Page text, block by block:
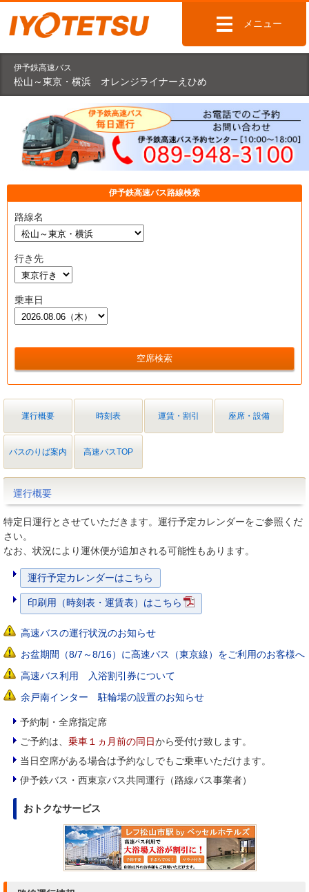
メニュー
伊予鉄高速バス
松山～東京・横浜 オレンジライナーえひめ
伊予鉄高速バス路線検索
路線名
行き先
乗車日
運行概要 時刻表 運賃・割引 座席・設備
バスのりば案内 高速バスTOP
運行概要
特定日運行とさせていただきます。運行予定カレンダーをご参照くだ
さい。
なお、状況により運休便が追加される可能性もあります。
運行予定カレンダーはこちら
印刷用（時刻表・運賃表）はこちら
高速バスの運行状況のお知らせ
お盆期間（8/7～8/16）に高速バス（東京線）をご利用のお客様へ
高速バス利用 入浴割引券について
余戸南インター 駐輪場の設置のお知らせ
予約制・全席指定席
ご予約は、乗車１ヵ月前の同日から受付け致します。
当日空席がある場合は予約なしでもご乗車いただけます。
伊予鉄バス・西東京バス共同運行（路線バス事業者）
おトクなサービス